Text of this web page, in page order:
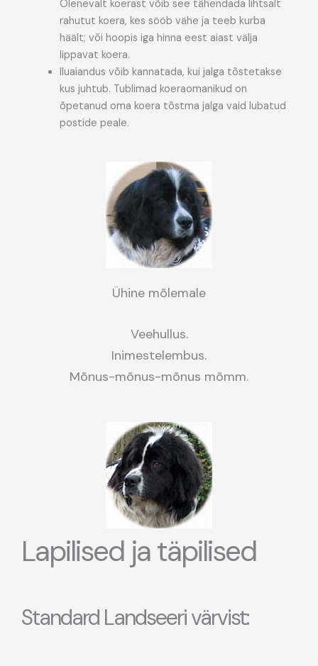
Olenevalt koerast võib see tähendada lihtsalt
rahutut koera, kes sööb vähe ja teeb kurba
häält; või hoopis iga hinna eest aiast välja
lippavat koera.
Iluaiandus võib kannatada, kui jalga tõstetakse
kus juhtub. Tublimad koeraomanikud on
õpetanud oma koera tõstma jalga vaid lubatud
postide peale.
Ühine mõlemale
Veehullus.
Inimestelembus.
Mõnus-mõnus-mõnus mõmm.
Lapilised ja täpilised
Standard Landseeri värvist: